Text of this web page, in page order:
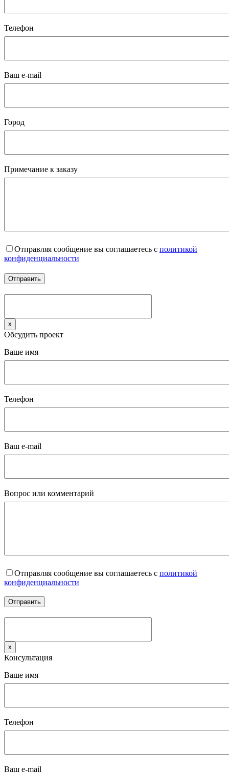
Телефон
Ваш e-mail
Город
Примечание к заказу
Отправляя сообщение вы соглашаетесь с политикой
конфиденциальности
x
Обсудить проект
Ваше имя
Телефон
Ваш e-mail
Вопрос или комментарий
Отправляя сообщение вы соглашаетесь с политикой
конфиденциальности
x
Консультация
Ваше имя
Телефон
Ваш e-mail